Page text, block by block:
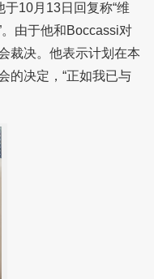
10月13日回复称“维
由于他和Boccassi对
裁决。他表示计划在本
的决定，“正如我已与